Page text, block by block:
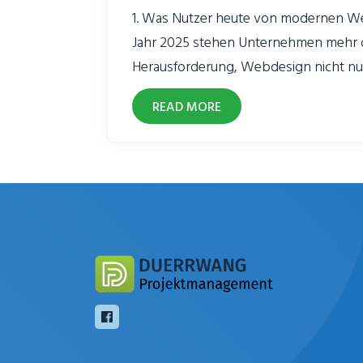
1. Was Nutzer heute von modernen
Jahr 2025 stehen Unternehmen
Herausforderung, Webdesign nicht
sondern vor allem nutzerzentriert zu
Erwartungen an eine exzellente User
Standard. Doch was
READ MORE